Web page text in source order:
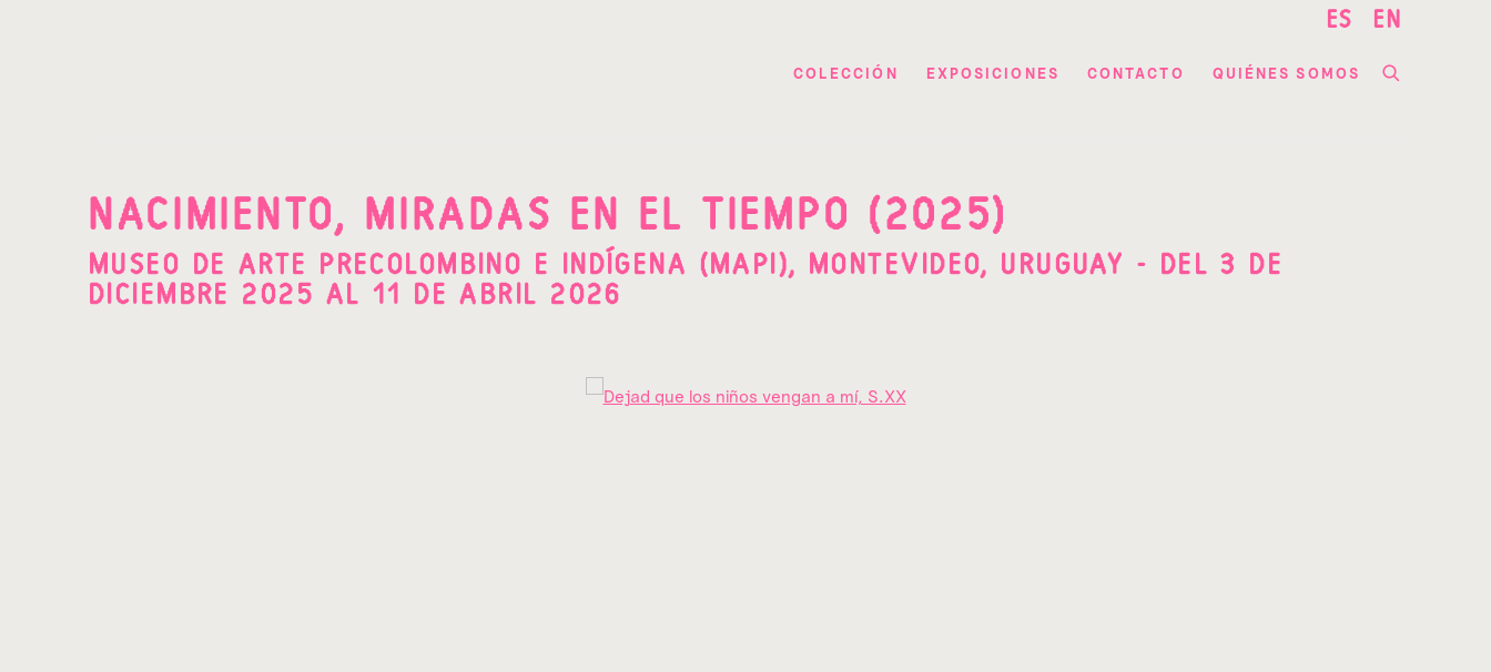
COLECCIÓN EXPOSICIONES CONTACTO QUIÉNES SOMOS
ES EN
NACIMIENTO, MIRADAS EN EL TIEMPO (2025)
MUSEO DE ARTE PRECOLOMBINO E INDÍGENA (MAPI), MONTEVIDEO, URUGUAY - DEL 3 DE
DICIEMBRE 2025 AL 11 DE ABRIL 2026